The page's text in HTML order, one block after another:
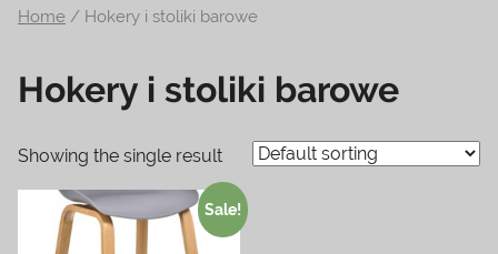
na
terrarystyki
i
Zapraszamy!
Home / Hokery i stoliki barowe
Hokery i stoliki barowe
Showing the single result
Sale!